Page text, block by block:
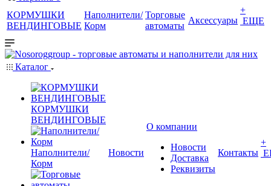
КОРМУШКИ
ВЕНДИНГОВЫЕ
Наполнители/
Корм
Торговые
автоматы
Аксессуары
+
ЕЩЕ
Каталог
КОРМУШКИ
ВЕНДИНГОВЫЕ
Наполнители/
Корм
Новости
О компании
Новости
Доставка
Реквизиты
Контакты
+